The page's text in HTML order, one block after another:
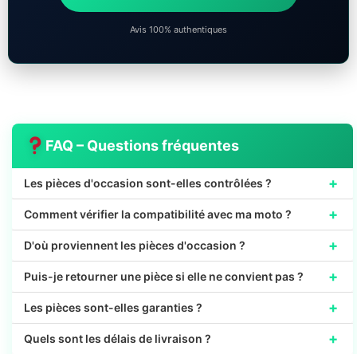
Avis 100% authentiques
FAQ – Questions fréquentes
Les pièces d'occasion sont-elles contrôlées ? +
Comment vérifier la compatibilité avec ma moto ? +
D'où proviennent les pièces d'occasion ? +
Puis-je retourner une pièce si elle ne convient pas ? +
Les pièces sont-elles garanties ? +
Quels sont les délais de livraison ? +